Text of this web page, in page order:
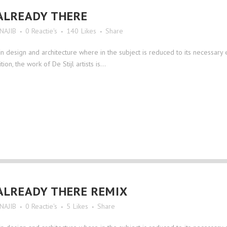
THERE
0 Reactie's 140 Likes Share
and architecture where in the subject is reduced to its
the work of De Stijl artists is...
THERE REMIX
0 Reactie's 5 Likes Share